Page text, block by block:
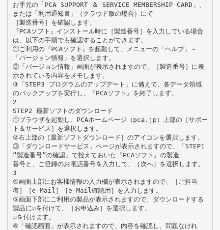
お手元の「PCA SUPPORT ＆ SERVICE MEMBERSHIP CARD」、
または「利用通知書」（クラウド版の場合）にて
［製造番号］を確認します。
『PCAソフト』インストール時に［製造番号］を入力している場合
は、以下の手順でも確認することができます。
①ご利用の『PCAソフト』を起動して、メニューの「ヘルプ」－
「バージョン情報」を選択します。
②「バージョン情報」画面が表示されますので、［製造番号］に表
示されている内容をメモします。
③「STEP3 プログラムのアップデート」に備えて、各データ領域
のバックアップを実行し、『PCAソフト』を終了します。
2
STEP2 最新ソフトのダウンロード
①ブラウザを起動し、PCAホームページ（pca.jp）上部の［サポー
ト＆サービス］を選択します。
②右上部の［最新ソフトダウンロード］のアイコンを選択します。
③「ダウンロードサービス」ページが表示されますので、「STEP1
“製造番号”の確認」で控えておいた『PCAソフト』の製造
番号と、ご登録のお電話番号を入力して、［次へ］を選択します。
3
④画面上部にお客様情報の入力欄が表示されますので、［ご担当
者］［e-Mail］［e-Mail確認用］を入力します。
⑤画面下部にご利用の製品が表示されますので、ダウンロードする
製品に☑を付けて、［お申込み］を選択します。
☑を付けます。
⑥「確認画面」が表示されますので、内容を確認し、問題なけれ